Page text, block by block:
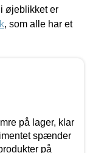
øjeblikket er
, som alle har et
på lager, klar
spænder
på